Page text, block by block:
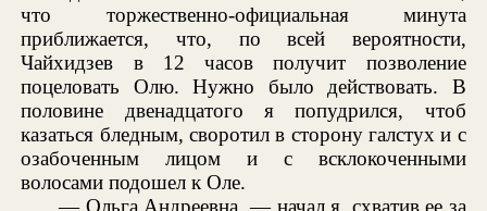
что торжественно-официальная минута
приближается, что, по всей вероятности,
Чайхидзев в 12 часов получит позволение
поцеловать Олю. Нужно было действовать. В
половине двенадцатого я попудрился, чтоб
казаться бледным, своротил в сторону галстух и с
озабоченным лицом и с всклокоченными
волосами подошел к Оле.